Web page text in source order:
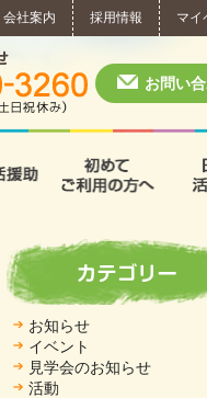
会社案内 採用情報 マイ
個別相談・お問
お問い
お知らせ
イベント
見学会のお知らせ
活動